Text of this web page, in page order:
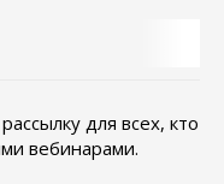
для всех, кто
вебинарами.